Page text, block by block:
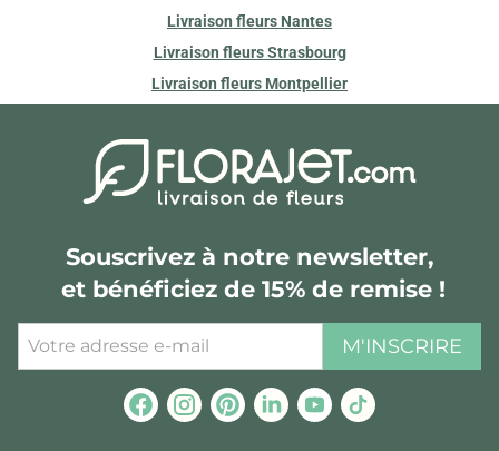
Livraison fleurs Nantes
Livraison fleurs Strasbourg
Livraison fleurs Montpellier
Souscrivez à notre newsletter,
et bénéficiez de 15% de remise !
M'INSCRIRE